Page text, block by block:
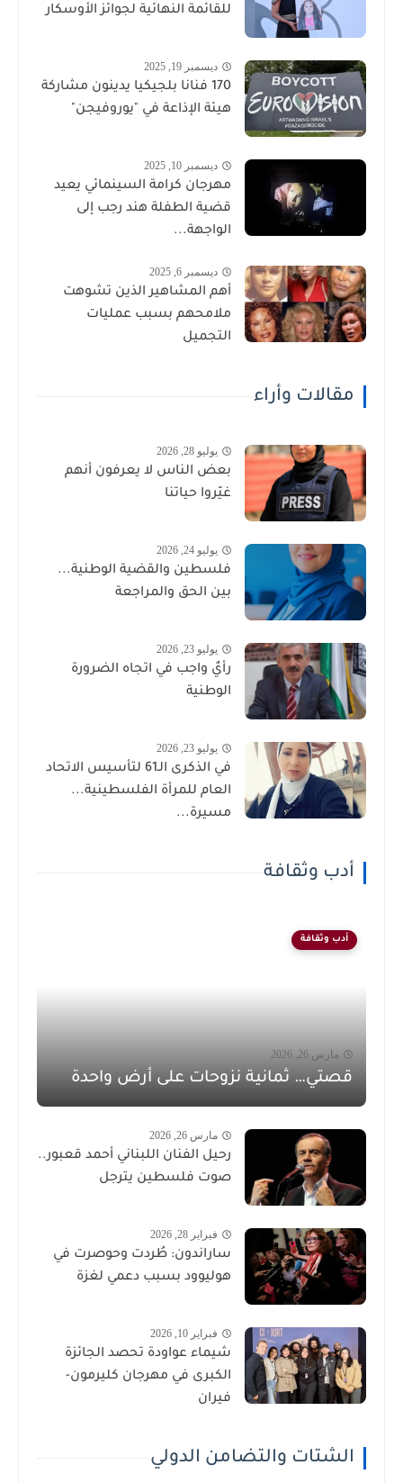
للقائمة النهائية لجوائز الأوسكار
ديسمبر 19, 2025
170 فنانا بلجيكيا يدينون مشاركة
هيئة الإذاعة في "يوروفيجن"
ديسمبر 10, 2025
مهرجان كرامة السينمائي يعيد
قضية الطفلة هند رجب إلى
الواجهة...
ديسمبر 6, 2025
أهم المشاهير الذين تشوهت
ملامحهم بسبب عمليات
التجميل
مقالات وأراء
يوليو 28, 2026
بعض الناس لا يعرفون أنهم
غيّروا حياتنا
يوليو 24, 2026
فلسطين والقضية الوطنية...
بين الحق والمراجعة
يوليو 23, 2026
رأيٌ واجب في اتجاه الضرورة
الوطنية
يوليو 23, 2026
في الذكرى الـ61 لتأسيس الاتحاد
العام للمرأة الفلسطينية...
مسيرة...
أدب وثقافة
أدب وثقافة
مارس 26, 2026
قصتي… ثمانية نزوحات على أرض واحدة
مارس 26, 2026
رحيل الفنان اللبناني أحمد قعبور..
صوت فلسطين يترجل
فبراير 28, 2026
ساراندون: طُردت وحوصرت في
هوليوود بسبب دعمي لغزة
فبراير 10, 2026
شيماء عواودة تحصد الجائزة
الكبرى في مهرجان كليرمون-
فيران
الشتات والتضامن الدولي